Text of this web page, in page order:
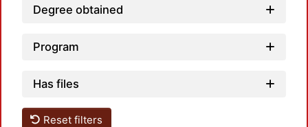
Degree obtained
Program
Has files
Reset filters